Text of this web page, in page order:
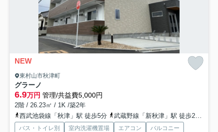
NEW
東村山市秋津町
グラーノ
6.9万円 管理/共益費5,000円
2階 / 26.23㎡ / 1K /築2年
西武池袋線「秋津」駅 徒歩5分
武蔵野線「新秋津」駅 徒歩2分
バス・トイレ別 室内洗濯機置場 エアコン
バルコニー